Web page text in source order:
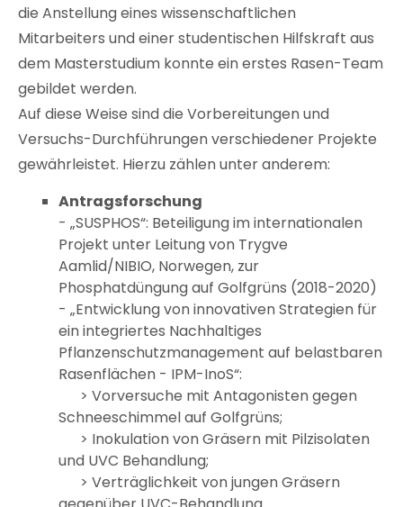
die Anstellung eines wissenschaftlichen
Mitarbeiters und einer studentischen Hilfskraft aus
dem Masterstudium konnte ein erstes Rasen-Team
gebildet werden.
Auf diese Weise sind die Vorbereitungen und
Versuchs-Durchführungen verschiedener Projekte
gewährleistet. Hierzu zählen unter anderem:
Antragsforschung
- „SUSPHOS“: Beteiligung im internationalen
Projekt unter Leitung von Trygve
Aamlid/NIBIO, Norwegen, zur
Phosphatdüngung auf Golfgrüns (2018-2020)
- „Entwicklung von innovativen Strategien für
ein integriertes Nachhaltiges
Pflanzenschutzmanagement auf belastbaren
Rasenflächen - IPM-InoS“:
> Vorversuche mit Antagonisten gegen
Schneeschimmel auf Golfgrüns;
> Inokulation von Gräsern mit Pilzisolaten
und UVC Behandlung;
> Verträglichkeit von jungen Gräsern